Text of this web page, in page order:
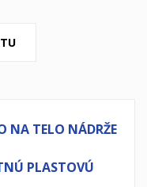
NA TELO NÁDRŽE
PLASTOVÚ